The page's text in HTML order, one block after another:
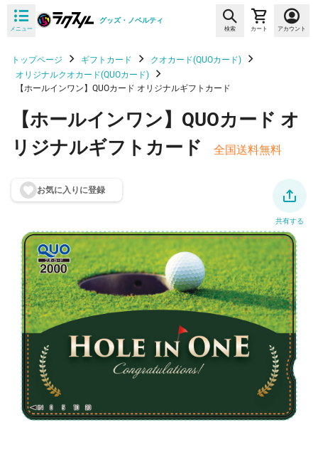
メニュー
グッズ・ノベルティ
検索 カート アカウント
トップページ ギフトカード
クオカード(QUOカード)
オリジナルクオカード(QUOカード)
【ホールインワン】QUOカード オリジナルギフトカード
【ホールインワン】QUOカード オ
リジナルギフトカード
全国送料無料
お気に入りに登録
共有する